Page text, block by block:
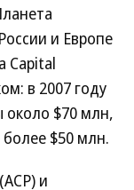
и Европе
Capital
в 2007 году
около $70 млн,
$50 млн.
и